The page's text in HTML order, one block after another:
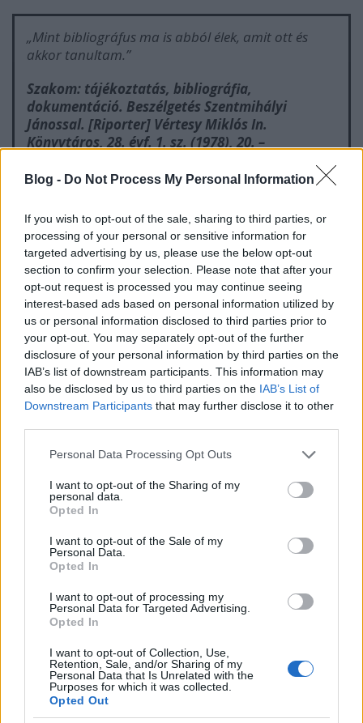
Blog - Do Not Process My Personal Information
If you wish to opt-out of the sale, sharing to third parties, or
processing of your personal or sensitive information for
targeted advertising by us, please use the below opt-out
section to confirm your selection. Please note that after your
opt-out request is processed you may continue seeing
interest-based ads based on personal information utilized by
us or personal information disclosed to third parties prior to
your opt-out. You may separately opt-out of the further
disclosure of your personal information by third parties on the
IAB’s list of downstream participants. This information may
also be disclosed by us to third parties on the IAB’s List of
Downstream Participants that may further disclose it to other
Please note that this website/app uses one or more Google
not limited to your visit or usage behaviour. You may click to
grant or deny consent to Google and its third-party tags to
use your data for below specified purposes in below Google
consent section.
Personal Data Processing Opt Outs
I want to opt-out of the Sharing of my
personal data.
Opted In
I want to opt-out of the Sale of my
Personal Data.
Opted In
I want to opt-out of processing my
Personal Data for Targeted Advertising.
Opted In
I want to opt-out of Collection, Use,
Retention, Sale, and/or Sharing of my
Personal Data that Is Unrelated with the
Purposes for which it was collected.
Opted Out
„Mint bibliográfus ma is abból élek, amit ott és
akkor tanultam.”
Szakom: tájékoztatás, bibliográfia,
dokumentáció. Beszélgetés Szentmihályi
Jánossal. [Riporter] Vértesy Miklós In.
Könyvtáros, 28. évf. 1. sz. (1978), 20. –
Szentmihályivisszaemlékezésében beszélt az
Egyetemi Könyvtár kedvező személyi- és
forrásadottságairól is. Az egyetemi hallgatók,
oktatók és a kutatók magas szintű szakirodalmi
ellátását kellő nyelvismerettel, forrás- és segédkönyv
ismerettel rendelkező, gyors felfogású és az
olvasókkal jól kommunikáló munkatársakkal együtt,
korszerűen gyarapított, kitűnő segédkönyvtár
segítségével végezte. A Tájékoztató Szolgálat
munkatársai a segédkönyvtár használatához – a
gyakorlati szempontok figyelembevételével –
szakkatalógust készítettek.
Szentmihályi a bibliográfia, a tájékoztatástudomány
könyvtári szakterülete mellett az Egyetemi
Könyvtárban kötelezte el magát.
„[Olvasószolgálatosként] alakult ki nála a
tájékoztatás és a bibliográfia
elválaszthatatlanságának koncepciója, amely
azután egész életművét jellemezte”.
Sebestyén György: Szentmihályi János
pályaképe. In.
2000. (Nemzeti Téka), 11. –Magyar Elektronikus
Könyvtár